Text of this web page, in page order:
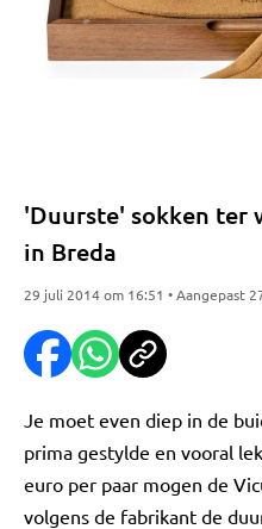
'Duurste' sokken ter
in Breda
29 juli 2014 om 16:51 • Aangepast
Je moet even diep in de
prima gestylde en vooral
euro per paar mogen de
volgens de fabrikant de